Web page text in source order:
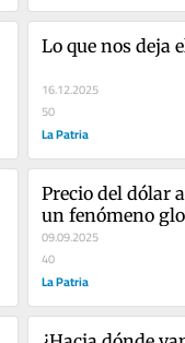
Lo que nos deja
16.12.2025
50
La Patria
Precio del dólar
un fenómeno
09.09.2025
40
La Patria